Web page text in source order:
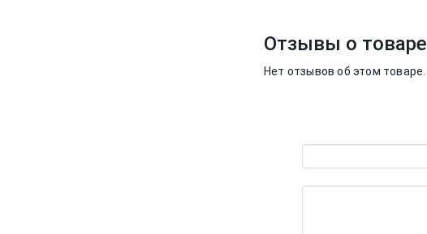
Отзывы о товаре
Нет отзывов об этом товаре.